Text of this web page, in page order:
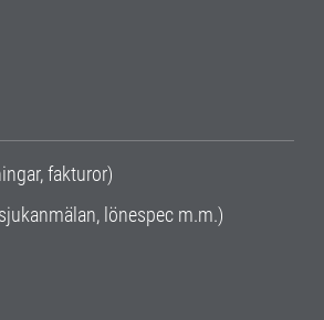
fakturor)
lönespec m.m.)